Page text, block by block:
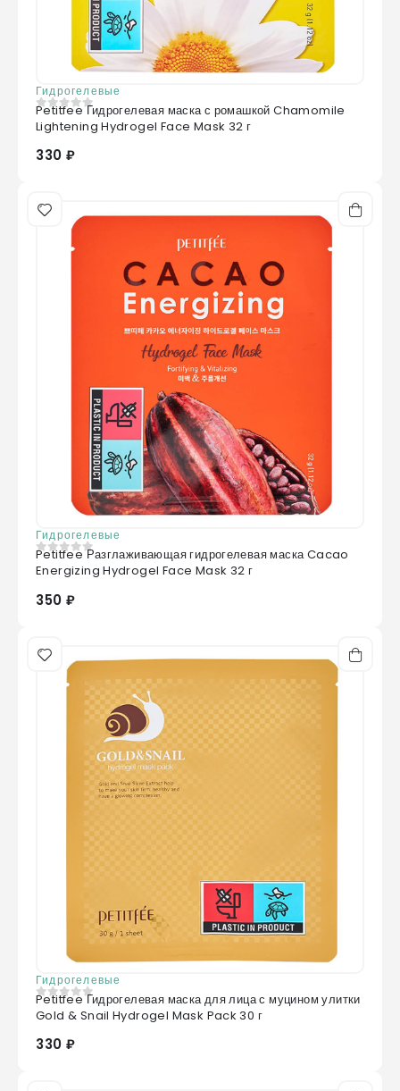
Гидрогелевые
0 из 5
Petitfee Гидрогелевая маска с ромашкой Chamomile
Lightening Hydrogel Face Mask 32 г
330 ₽
Гидрогелевые
0 из 5
Petitfee Разглаживающая гидрогелевая маска Cacao
Energizing Hydrogel Face Mask 32 г
350 ₽
Гидрогелевые
0 из 5
Petitfee Гидрогелевая маска для лица с муцином улитки
Gold & Snail Hydrogel Mask Pack 30 г
330 ₽